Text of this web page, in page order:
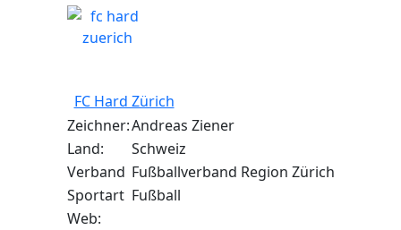
FC Hard Zürich
Zeichner:Andreas Ziener
Land:
Schweiz
Verband Fußballverband Region Zürich
Sportart Fußball
Web: